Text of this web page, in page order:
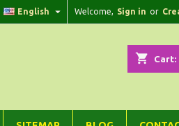
Welcome, Sign in or
English 
shopping_cart Cart: